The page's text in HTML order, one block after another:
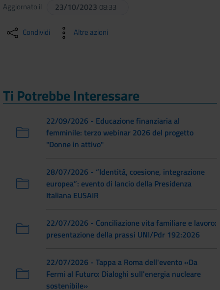
Aggiornato il 23/10/2023 08:33
Condividi Altre azioni
Ti Potrebbe Interessare
22/09/2026 - Educazione finanziaria al
femminile: terzo webinar 2026 del progetto
"Donne in attivo"
28/07/2026 - “Identità, coesione, integrazione
europea”: evento di lancio della Presidenza
Italiana EUSAIR
22/07/2026 - Conciliazione vita familiare e lavoro:
presentazione della prassi UNI/Pdr 192:2026
22/07/2026 - Tappa a Roma dell'evento «Da
Fermi al Futuro: Dialoghi sull'energia nucleare
sostenibile»